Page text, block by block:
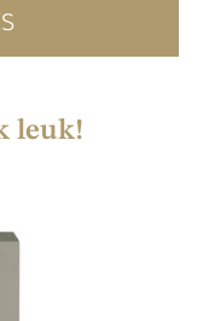
leuk!